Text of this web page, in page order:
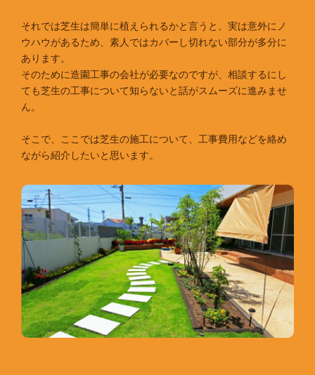
それでは芝生は簡単に植えられるかと言うと、実は意外にノ
ウハウがあるため、素人ではカバーし切れない部分が多分に
あります。
そのために造園工事の会社が必要なのですが、相談するにし
ても芝生の工事について知らないと話がスムーズに進みませ
ん。
そこで、ここでは芝生の施工について、工事費用などを絡め
ながら紹介したいと思います。